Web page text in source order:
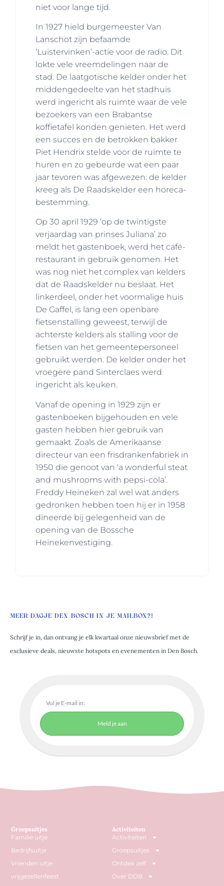
niet voor lange tijd.
In 1927 hield burgemeester Van
Lanschot zijn befaamde
‘Luistervinken’-actie voor de radio. Dit
lokte vele vreemdelingen naar de
stad. De laatgotische kelder onder het
middengedeelte van het stadhuis
werd ingericht als ruimte waar de vele
bezoekers van een Brabantse
koffietafel konden genieten. Het werd
een succes en de betrokken bakker
Piet Hendrix stelde voor de ruimte te
huren en zo gebeurde wat een paar
jaar tevoren was afgewezen: de kelder
kreeg als De Raadskelder een horeca-
bestemming.
Op 30 april 1929 ‘op de twintigste
verjaardag van prinses Juliana’ zo
meldt het gastenboek, werd het café-
restaurant in gebruik genomen. Het
was nog niet het complex van kelders
dat de Raadskelder nu beslaat. Het
linkerdeel, onder het voormalige huis
De Gaffel, is lang een openbare
fietsenstalling geweest, terwijl de
achterste kelders als stalling voor de
fietsen van het gemeentepersoneel
gebruikt werden. De kelder onder het
vroegere pand Sinterclaes werd
ingericht als keuken.
Vanaf de opening in 1929 zijn er
gastenboeken bijgehouden en vele
gasten hebben hier gebruik van
gemaakt. Zoals de Amerikaanse
directeur van een frisdrankenfabriek in
1950 die genoot van ‘a wonderful steat
and mushrooms with pepsi-cola’.
Freddy Heineken zal wel wat anders
gedronken hebben toen hij er in 1958
dineerde bij gelegenheid van de
opening van de Bossche
Heinekenvestiging.
MEER DAGJE DEN BOSCH IN JE MAILBOX?!
Schrijf je in, dan ontvang je elk kwartaal onze nieuwsbrief met de
exclusieve deals, nieuwste hotspots en evenementen in Den Bosch.
Meld je aan
Activiteiten
Activiteiten
Groepsuitjes
Ontdek zelf
Over DDB
Groepsuitjes
Familie uitje
Bedrijfsuitje
Vrienden uitje
vrijgezellenfeest